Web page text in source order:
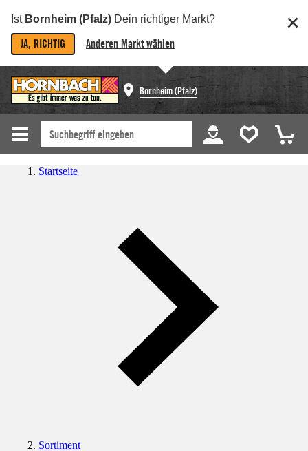
Ist Bornheim (Pfalz) Dein richtiger Markt?
JA, RICHTIG Anderen Markt wählen
Bornheim (Pfalz)
Startseite
Sortiment